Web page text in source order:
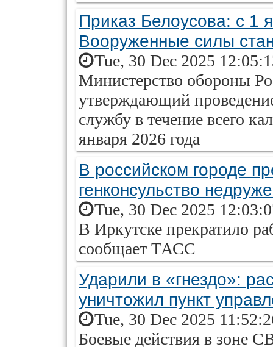
Приказ Белоусова: с 1
Вооруженные силы
Tue, 30 Dec 2025
Министерство обороны
утверждающий
службу в течение всего
января 2026 года
В российском городе
генконсульство
Tue, 30 Dec 2025
В Иркутске прекратило
сообщает ТАСС
Ударили в «гнездо»:
уничтожил пункт
Tue, 30 Dec 2025
Боевые действия в зоне